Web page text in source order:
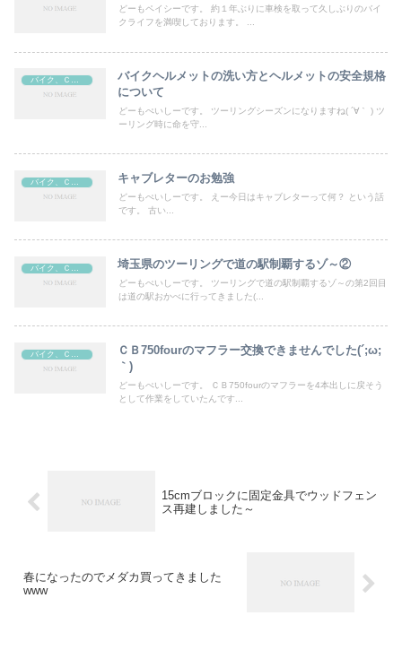
どーもペイシーです。 約１年ぶりに車検を取って久しぶりのバイ
クライフを満喫しております。 ...
バイク、ＣＢ７５０four
バイクヘルメットの洗い方とヘルメットの安全規格
について
どーもぺいしーです。 ツーリングシーズンになりますね( ´∀｀ ) ツ
ーリング時に命を守...
バイク、ＣＢ７５０four キャブレターのお勉強
どーもぺいしーです。 えー今日はキャブレターって何？ という話
です。 古い...
バイク、ＣＢ７５０four 埼玉県のツーリングで道の駅制覇するゾ～②
どーもぺいしーです。 ツーリングで道の駅制覇するゾ～の第2回目
は道の駅おかべに行ってきました(...
ＣＢ750fourのマフラー交換できませんでした(´;ω;
｀)
どーもぺいしーです。 ＣＢ750fourのマフラーを4本出しに戻そう
として作業をしていたんです...
15cmブロックに固定金具でウッドフェン
ス再建しました～
春になったのでメダカ買ってきました
www